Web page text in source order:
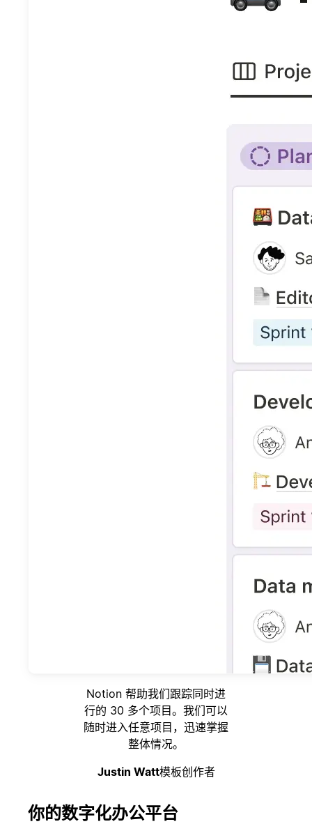
Notion 帮助我们跟踪同时进
行的 30 多个项目。我们可以
随时进入任意项目，迅速掌握
整体情况。
Justin Watt模板创作者
你的数字化办公平台